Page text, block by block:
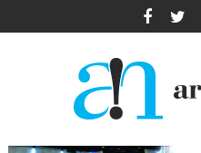
al